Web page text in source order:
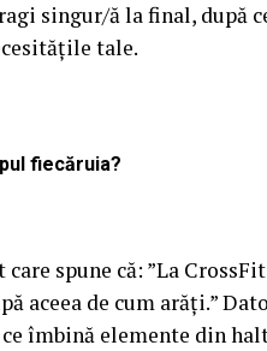
singur/ă la final, după
tale.
fiecăruia?
care spune că: ”La
aceea de cum arăți.”
îmbină elemente din